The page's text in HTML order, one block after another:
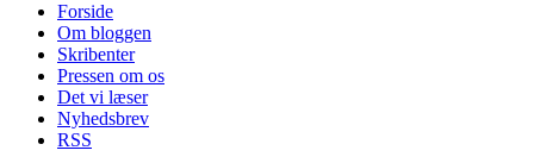
Forside
Om bloggen
Skribenter
Pressen om os
Det vi læser
Nyhedsbrev
RSS